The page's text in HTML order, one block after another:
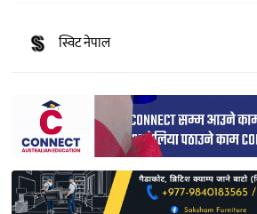
भिडियो
प्रदेश
English
स्विट नेपाल